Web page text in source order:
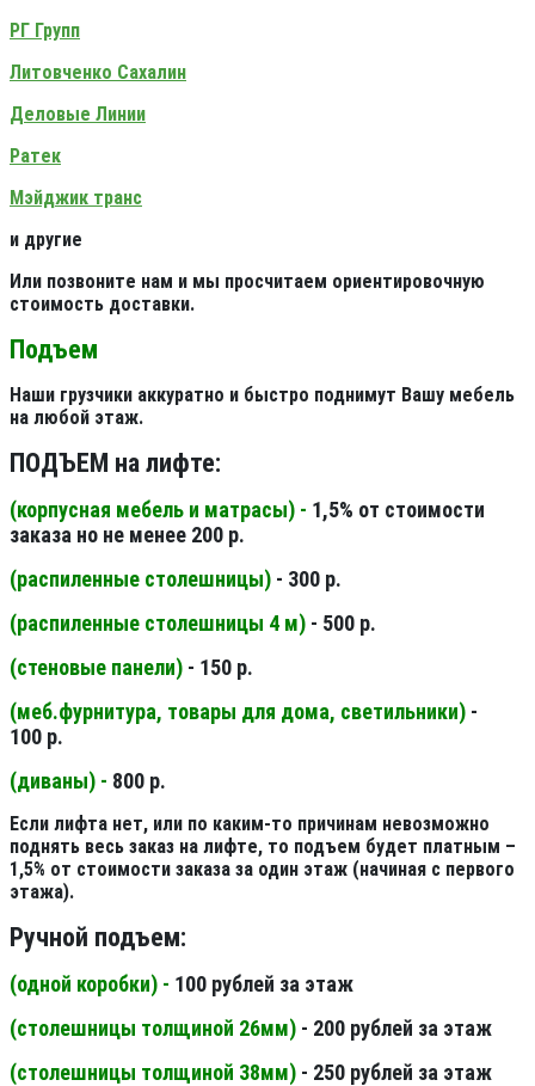
РГ Групп
Литовченко Сахалин
Деловые Линии
Ратек
Мэйджик транс
и другие
Или позвоните нам и мы просчитаем ориентировочную
стоимость доставки.
Подъем
Наши грузчики аккуратно и быстро поднимут Вашу мебель
на любой этаж.
ПОДЪЕМ на лифте:
(корпусная мебель и матрасы) - 1,5% от стоимости
заказа но не менее 200 р.
(распиленные столешницы) - 300 р.
(распиленные столешницы 4 м) - 500 р.
(стеновые панели) - 150 р.
(меб.фурнитура, товары для дома, светильники) -
100 р.
(диваны) - 800 р.
Если лифта нет, или по каким-то причинам невозможно
поднять весь заказ на лифте, то подъем будет платным –
1,5% от стоимости заказа за один этаж (начиная с первого
этажа).
Ручной подъем:
(одной коробки) - 100 рублей за этаж
(столешницы толщиной 26мм) - 200 рублей за этаж
(столешницы толщиной 38мм) - 250 рублей за этаж